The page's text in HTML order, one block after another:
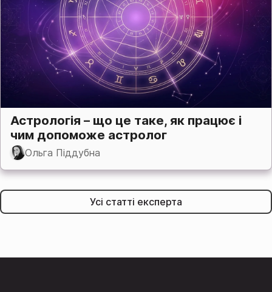
Астрологія – що це таке, як працює і
чим допоможе астролог
Ольга Піддубна
Усі статті експерта